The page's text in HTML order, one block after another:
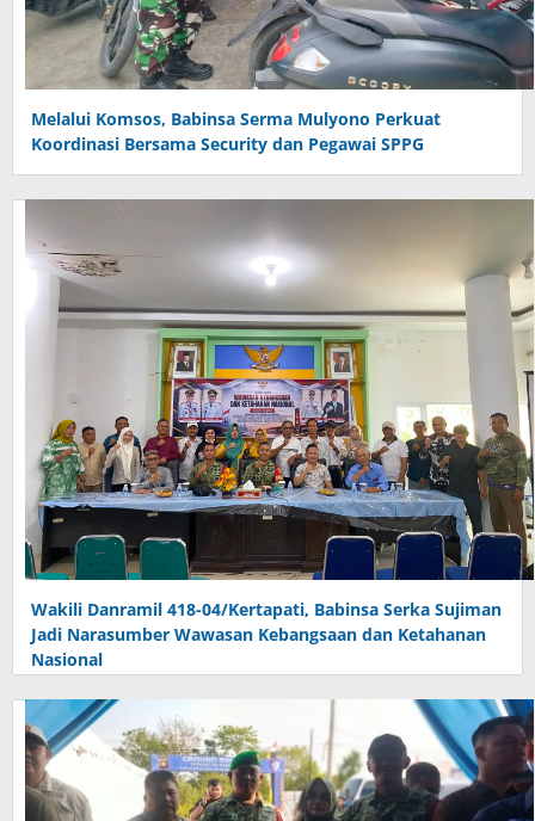
Melalui Komsos, Babinsa Serma Mulyono Perkuat
Koordinasi Bersama Security dan Pegawai SPPG
Wakili Danramil 418-04/Kertapati, Babinsa Serka Sujiman
Jadi Narasumber Wawasan Kebangsaan dan Ketahanan
Nasional